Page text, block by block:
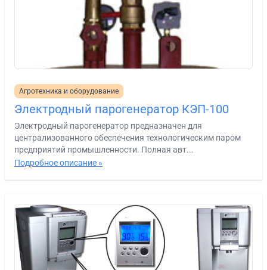
Агротехника и оборудование
Электродный парогенератор КЭП-100
Электродный парогенератор предназначен для
централизованного обеспечения технологическим паром
предприятий промышленности. Полная авт...
Подробное описание »